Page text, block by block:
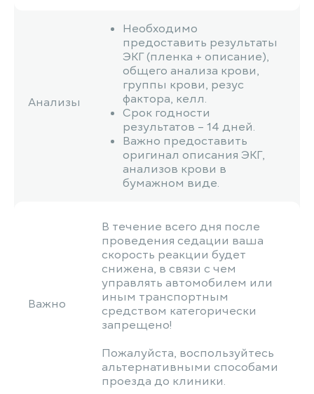
Анализы
Необходимо
предоставить результаты
ЭКГ (пленка + описание),
общего анализа крови,
группы крови, резус
фактора, келл.
Срок годности
результатов – 14 дней.
Важно предоставить
оригинал описания ЭКГ,
анализов крови в
бумажном виде.
Важно
В течение всего дня после
проведения седации ваша
скорость реакции будет
снижена, в связи с чем
управлять автомобилем или
иным транспортным
средством категорически
запрещено!
Пожалуйста, воспользуйтесь
альтернативными способами
проезда до клиники.